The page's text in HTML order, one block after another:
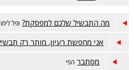
מה התבשיל שלכם למפסקת? ופל
אני מחפשת רעיון, מותר רק
מסתבר הפי